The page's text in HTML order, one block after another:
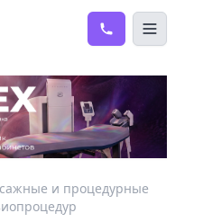
и процедурные